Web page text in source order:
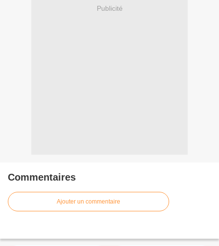
Publicité
Commentaires
Ajouter un commentaire